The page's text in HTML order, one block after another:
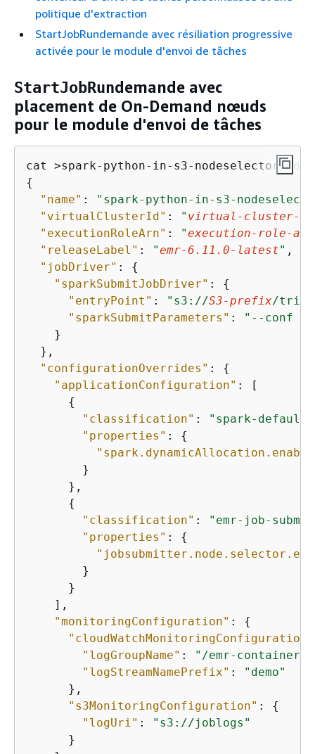
politique d'extraction
StartJobRundemande avec résiliation progressive
activée pour le module d'envoi de tâches
StartJobRundemande avec
placement de On-Demand nœuds
pour le module d'envoi de tâches
{
"name" :
"spark-python-in-s3-
"virtualClusterId" : " virtual-cluster-id
"executionRoleArn" : "execution-role-arn
"releaseLabel" : "emr-6.11.0-latest" ,
"jobDriver" : {
"sparkSubmitJobDriver" : {
"entryPoint" : "s3://S3-prefix/trip-
"sparkSubmitParameters" :
"--conf
    }
  },
"configurationOverrides" : {
"applicationConfiguration" : [
{
"classification" :
"spark-
"properties" : {
        }
      },
{
"classification" :
"emr-job-
"properties" : {
        }
      }
    ],
"monitoringConfiguration" : {
"cloudWatchMonitoringConfiguration"
"logGroupName" :
"/emr-
"logStreamNamePrefix" :
"demo"
      },
"s3MonitoringConfiguration" : {
"logUri" :
"s3://joblogs"
      }